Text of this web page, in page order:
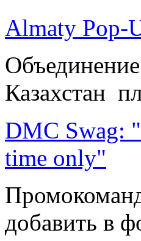
Almaty Pop-
Казахстан
DMC Swag:
time only"
добавить в